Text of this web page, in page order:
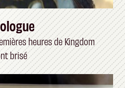
heures de Kingdom
brisé